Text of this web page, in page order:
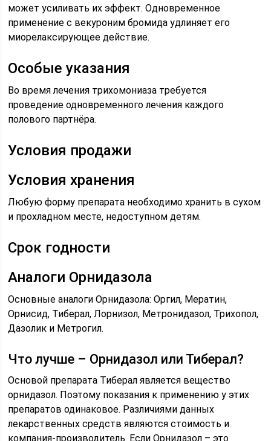
может усиливать их эффект. Одновременное
применение с векуроним бромида удлиняет его
миорелаксирующее действие.
Особые указания
Во время лечения трихомониаза требуется
проведение одновременного лечения каждого
полового партнёра.
Условия продажи
Условия хранения
Любую форму препарата необходимо хранить в сухом
и прохладном месте, недоступном детям.
Срок годности
Аналоги Орнидазола
Основные аналоги Орнидазола: Оргил, Мератин,
Орнисид, Тиберал, Лорнизол, Метронидазол, Трихопол,
Дазолик и Метрогил.
Что лучше – Орнидазол или Тиберал?
Основой препарата Тиберал является вещество
орнидазол. Поэтому показания к применению у этих
препаратов одинаковое. Различиями данных
лекарственных средств являются стоимость и
компания-производитель. Если Орнидазол – это